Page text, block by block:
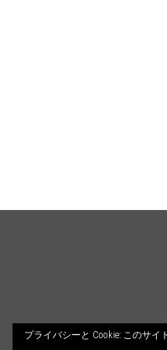
プライバシーと Cookie: このサイ